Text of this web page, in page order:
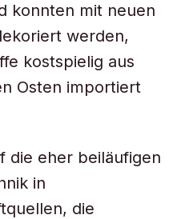
konnten mit neuen
werden,
kostspielig aus
Osten importiert
die eher beiläufigen
in
die